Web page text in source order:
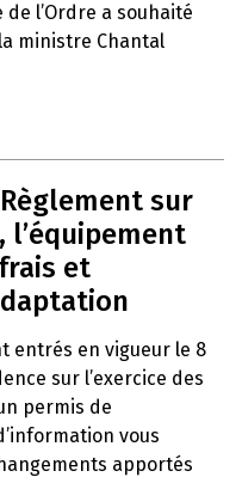
l’Ordre a souhaité
ministre Chantal
sur
l’équipement
et
entrés en vigueur le 8
sur l’exercice des
permis de
vous
apportés